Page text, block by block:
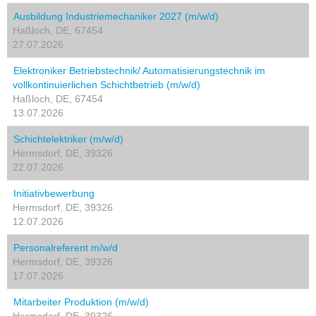
Ausbildung Industriemechaniker 2027 (m/w/d)
Haßloch, DE, 67454
27.07.2026
Elektroniker Betriebstechnik/ Automatisierungstechnik im
vollkontinuierlichen Schichtbetrieb (m/w/d)
Haßloch, DE, 67454
13.07.2026
Schichtelektriker (m/w/d)
Hermsdorf, DE, 39326
22.07.2026
Initiativbewerbung
Hermsdorf, DE, 39326
12.07.2026
Personalreferent m/w/d
Hermsdorf, DE, 39326
17.07.2026
Mitarbeiter Produktion (m/w/d)